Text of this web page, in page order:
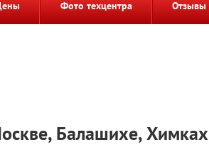
Фото техцентра Отзывы
Балашихе, Химках